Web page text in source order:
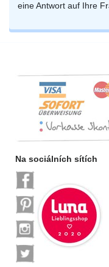
eine Antwort auf Ihre
Na sociálních sítích